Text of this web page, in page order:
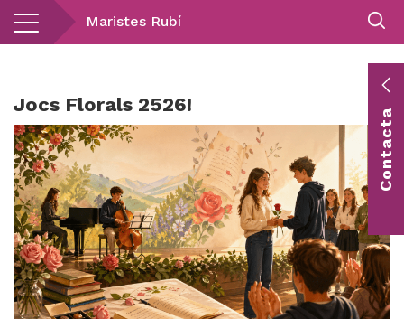
Vés
Maristes Rubí
Jocs Florals 2526!
Contacta